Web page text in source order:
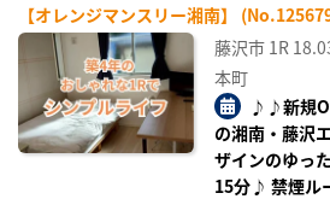
【オレンジマンスリー湘南】
藤沢市 1R
本町
♪♪新規
の湘南・藤沢
ザインのゆっ
15分♪ 禁煙ル